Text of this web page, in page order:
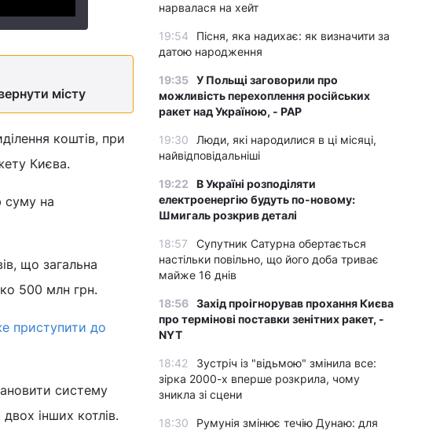
місту
коштів, при
Києва.
суму на
що загальна
500 млн грн.
приступити до
систему
інших котлів.
нарвалася на хейт
19:54
Пісня, яка надихає: як визначити за
датою народження
19:35 У Польщі заговорили про
можливість перехоплення російських
ракет над Україною, - PAP
19:30
Люди, які народилися в ці місяці,
найвідповідальніші
19:22
В Україні розподіляти
електроенергію будуть по-новому:
Шмигаль розкрив деталі
18:57
Супутник Сатурна обертається
настільки повільно, що його доба триває
майже 16 днів
18:56 Захід проігнорував прохання Києва
про термінові поставки зенітних ракет, -
NYT
18:42
Зустріч із "відьмою" змінила все:
зірка 2000-х вперше розкрила, чому
зникла зі сцени
18:30
Румунія змінює течію Дунаю: для